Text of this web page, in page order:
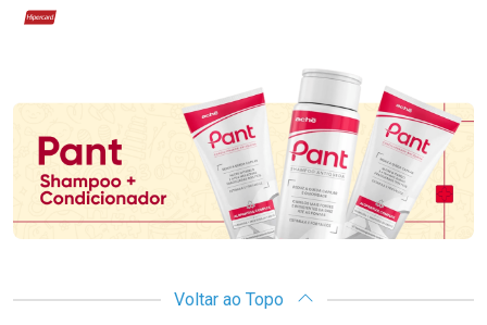
Hipercard
Promoção em Destaque
Voltar ao Topo